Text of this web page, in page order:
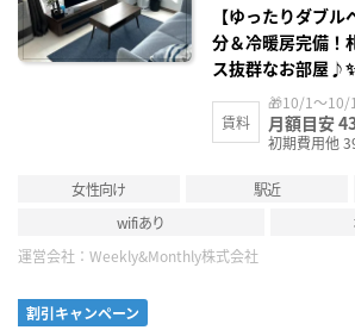
【ゆったりダブ
分＆冷暖房完備！
ス抜群なお部屋
賃料
🎁10/1～10/
月額目安
初期費用他
女性向け 駅近
wifiあり
運営会社： Weekly&Monthly株式会社
割引キャンペーン